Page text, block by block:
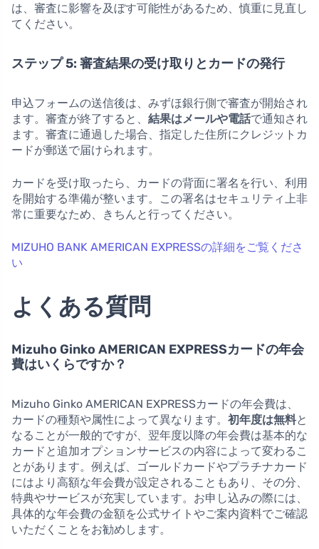
は、審査に影響を及ぼす可能性があるため、慎重に見直し
てください。
ステップ 5: 審査結果の受け取りとカードの発行
申込フォームの送信後は、みずほ銀行側で審査が開始され
ます。審査が終了すると、 結果はメールや電話で通知され
ます。審査に通過した場合、指定した住所にクレジットカ
ードが郵送で届けられます。
カードを受け取ったら、カードの背面に署名を行い、利用
を開始する準備が整います。この署名はセキュリティ上非
常に重要なため、きちんと行ってください。
MIZUHO BANK AMERICAN EXPRESSの詳細をご覧くださ
い
よくある質問
Mizuho Ginko AMERICAN EXPRESSカードの年会
費はいくらですか？
Mizuho Ginko AMERICAN EXPRESSカードの年会費は、
カードの種類や属性によって異なります。 初年度は無料と
なることが一般的ですが、翌年度以降の年会費は基本的な
カードと追加オプションサービスの内容によって変わるこ
とがあります。例えば、ゴールドカードやプラチナカード
にはより高額な年会費が設定されることもあり、その分、
特典やサービスが充実しています。お申し込みの際には、
具体的な年会費の金額を公式サイトやご案内資料でご確認
いただくことをお勧めします。